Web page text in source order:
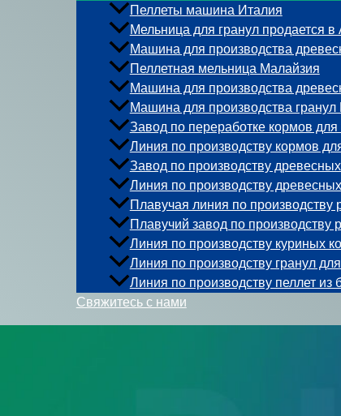
Пеллеты машина Италия
Мельница для гранул продается в
Машина для производства
Пеллетная мельница Малайзия
Машина для производства
Машина для производства
Завод по переработке кормов
Линия по производству кормов
Завод по производству
Линия по производству
Плавучая линия по
Плавучий завод по
Линия по производству куриных
Линия по производству гранул
Линия по производству пеллет
Свяжитесь с нами